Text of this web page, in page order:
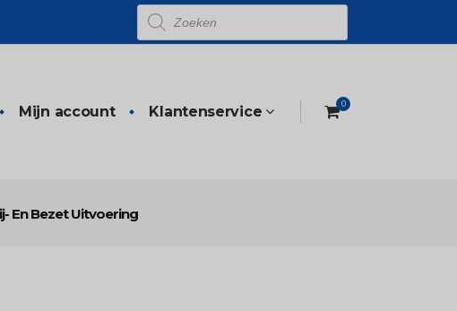
Producten
zoeken
0
Mijn account Klantenservice
En Bezet Uitvoering